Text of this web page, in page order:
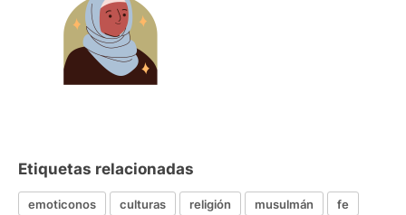
Etiquetas relacionadas
emoticonos culturas religión musulmán
fe